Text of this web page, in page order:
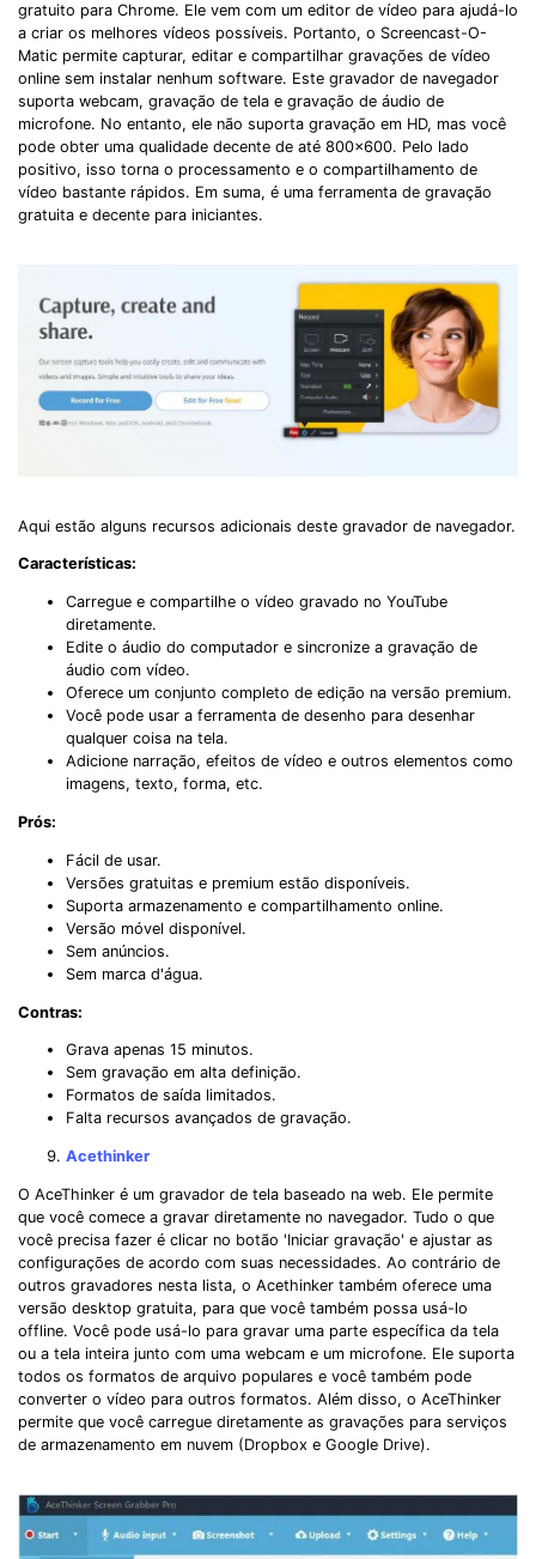
gratuito para Chrome. Ele vem com um editor de vídeo para ajudá-lo
a criar os melhores vídeos possíveis. Portanto, o Screencast-O-
Matic permite capturar, editar e compartilhar gravações de vídeo
online sem instalar nenhum software. Este gravador de navegador
suporta webcam, gravação de tela e gravação de áudio de
microfone. No entanto, ele não suporta gravação em HD, mas você
pode obter uma qualidade decente de até 800x600. Pelo lado
positivo, isso torna o processamento e o compartilhamento de
vídeo bastante rápidos. Em suma, é uma ferramenta de gravação
gratuita e decente para iniciantes.
Aqui estão alguns recursos adicionais deste gravador de navegador.
Características:
Carregue e compartilhe o vídeo gravado no YouTube
diretamente.
Edite o áudio do computador e sincronize a gravação de
áudio com vídeo.
Oferece um conjunto completo de edição na versão premium.
Você pode usar a ferramenta de desenho para desenhar
qualquer coisa na tela.
Adicione narração, efeitos de vídeo e outros elementos como
imagens, texto, forma, etc.
Prós:
Fácil de usar.
Versões gratuitas e premium estão disponíveis.
Suporta armazenamento e compartilhamento online.
Versão móvel disponível.
Sem anúncios.
Sem marca d'água.
Contras:
Grava apenas 15 minutos.
Sem gravação em alta definição.
Formatos de saída limitados.
Falta recursos avançados de gravação.
Acethinker
O AceThinker é um gravador de tela baseado na web. Ele permite
que você comece a gravar diretamente no navegador. Tudo o que
você precisa fazer é clicar no botão 'Iniciar gravação' e ajustar as
configurações de acordo com suas necessidades. Ao contrário de
outros gravadores nesta lista, o Acethinker também oferece uma
versão desktop gratuita, para que você também possa usá-lo
offline. Você pode usá-lo para gravar uma parte específica da tela
ou a tela inteira junto com uma webcam e um microfone. Ele suporta
todos os formatos de arquivo populares e você também pode
converter o vídeo para outros formatos. Além disso, o AceThinker
permite que você carregue diretamente as gravações para serviços
de armazenamento em nuvem (Dropbox e Google Drive).